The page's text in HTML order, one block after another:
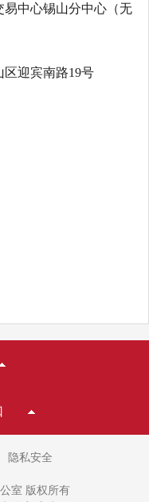
中心锡山分中心（无
迎宾南路19号
隐私安全
室 版权所有